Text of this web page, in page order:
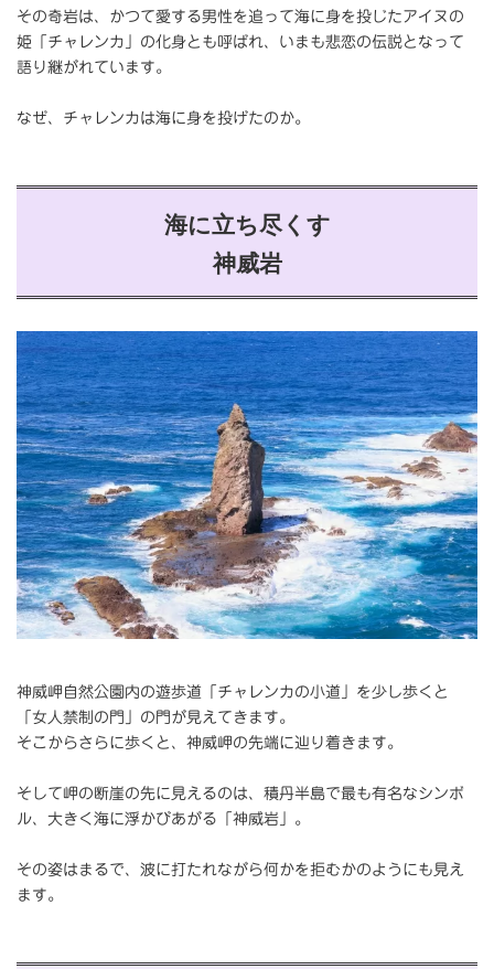
その奇岩は、かつて愛する男性を追って海に身を投じたアイヌの
姫「チャレンカ」の化身とも呼ばれ、いまも悲恋の伝説となって
語り継がれています。
なぜ、チャレンカは海に身を投げたのか。
海に立ち尽くす
神威岩
神威岬自然公園内の遊歩道「チャレンカの小道」を少し歩くと
「女人禁制の門」の門が見えてきます。
そこからさらに歩くと、神威岬の先端に辿り着きます。
そして岬の断崖の先に見えるのは、積丹半島で最も有名なシンボ
ル、大きく海に浮かびあがる「神威岩」。
その姿はまるで、波に打たれながら何かを拒むかのようにも見え
ます。